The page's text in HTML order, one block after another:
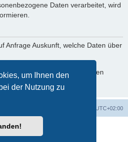
um Ihnen den
der Nutzung zu
Daten verarbeitet, wird
Anfrage Auskunft, welche Daten über
bzw. Sperrung Ihrer Daten
bitte den Betreiber.
UTC+02:00
Forum Software © phpBB Limited
phpBB.de